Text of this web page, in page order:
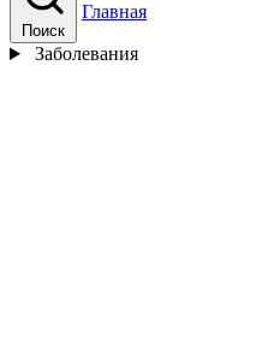
Поиск
Главная
Заболевания